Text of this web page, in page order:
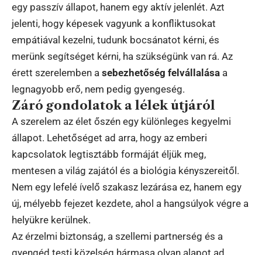
egy passzív állapot, hanem egy aktív jelenlét. Azt
jelenti, hogy képesek vagyunk a konfliktusokat
empátiával kezelni, tudunk bocsánatot kérni, és
merünk segítséget kérni, ha szükségünk van rá. Az
érett szerelemben a sebezhetőség felvállalása a
legnagyobb erő, nem pedig gyengeség.
Záró gondolatok a lélek útjáról
A szerelem az élet őszén egy különleges kegyelmi
állapot. Lehetőséget ad arra, hogy az emberi
kapcsolatok legtisztább formáját éljük meg,
mentesen a világ zajától és a biológia kényszereitől.
Nem egy lefelé ívelő szakasz lezárása ez, hanem egy
új, mélyebb fejezet kezdete, ahol a hangsúlyok végre a
helyükre kerülnek.
Az érzelmi biztonság, a szellemi partnerség és a
gyengéd testi közelség hármasa olyan alapot ad,